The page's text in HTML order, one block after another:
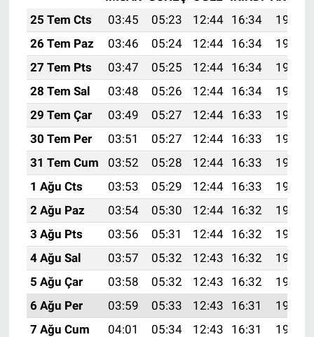
25 Tem Cts
03:45 05:23 12:44 16:34
19:54
26 Tem Paz
03:46 05:24 12:44 16:34
19:54
27 Tem Pts
03:47 05:25 12:44 16:34
19:53
28 Tem Sal
03:48 05:26 12:44 16:34
19:52
29 Tem Çar
03:49 05:27 12:44 16:33
19:51
30 Tem Per
03:51 05:27 12:44 16:33
19:50
31 Tem Cum
03:52 05:28 12:44 16:33
19:49
1 Ağu Cts
03:53 05:29 12:44 16:33
19:48
2 Ağu Paz
03:54 05:30 12:44 16:32
19:47
3 Ağu Pts
03:56 05:31 12:44 16:32
19:46
4 Ağu Sal
03:57 05:32 12:43 16:32
19:45
5 Ağu Çar
03:58 05:32 12:43 16:32
19:44
6 Ağu Per
03:59 05:33 12:43 16:31
19:43
7 Ağu Cum
04:01 05:34 12:43 16:31
19:42